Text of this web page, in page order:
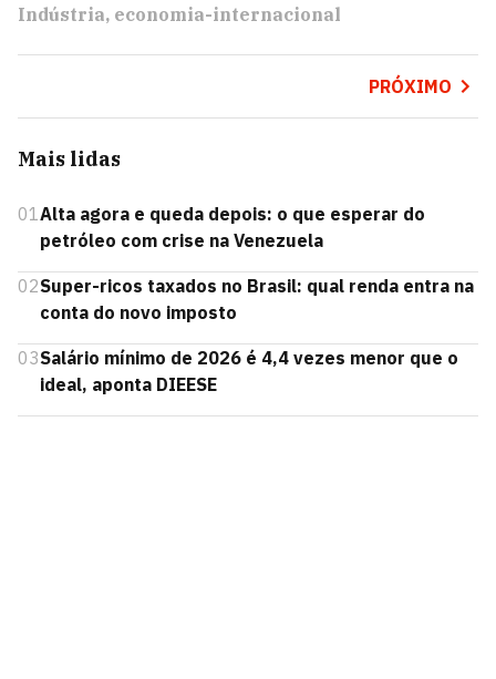
Indústria economia-internacional
PRÓXIMO
Mais lidas
01 Alta agora e queda depois: o que esperar do
petróleo com crise na Venezuela
02Super-ricos taxados no Brasil: qual renda entra na
conta do novo imposto
03Salário mínimo de 2026 é 4,4 vezes menor que o
ideal, aponta DIEESE